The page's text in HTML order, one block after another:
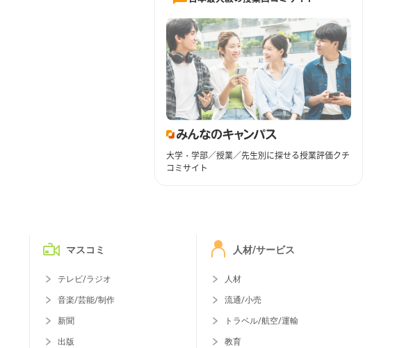
大学・学部／授業／先生別に探せる授業評価クチ
コミサイト
マスコミ
テレビ/ラジオ
音楽/芸能/制作
新聞
出版
人材/サービス
人材
流通/小売
トラベル/航空/運輸
教育